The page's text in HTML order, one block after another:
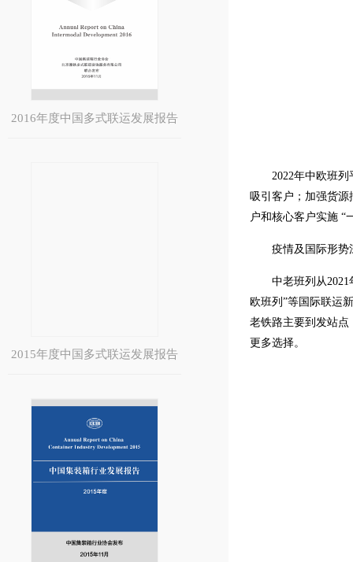
2016年度中国多式联运发展报告
2015年度中国多式联运发展报告
2022年中欧班
吸引客户；加强货
户和核心客户实施 “
疫情及国际形势
中老班列从
欧班列”等国际联运
老铁路主要到发站
更多选择。